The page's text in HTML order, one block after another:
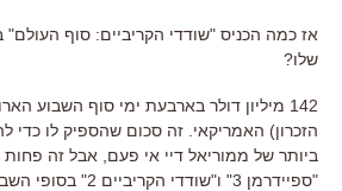
אז כמה הכניס "שודדי הקריביים: סוף
שלו?
142 מיליון דולר בארבעת ימי סוף השבוע
הזכרון) האמריקאי. זה סכום שהספיק לו כדי
ביותר של ממוריאל דיי אי פעם, אבל זה
"ספיידרמן 3" ו"שודדי